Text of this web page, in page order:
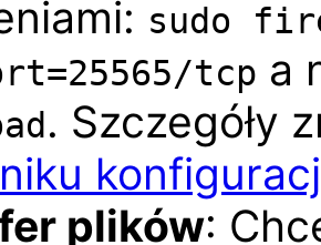
sudo
tcp a
. Szczegóły
plików: